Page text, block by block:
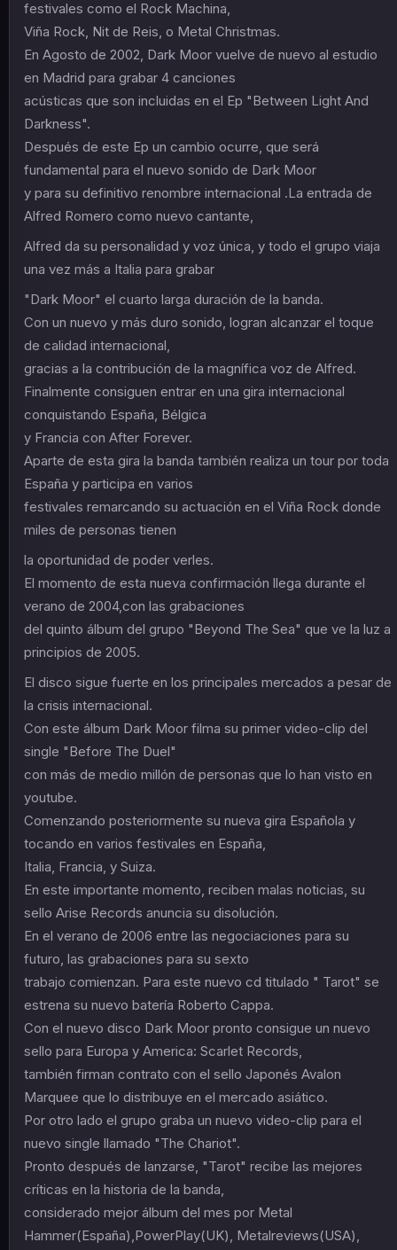
festivales como el Rock Machina,
Viña Rock, Nit de Reis, o Metal Christmas.
En Agosto de 2002, Dark Moor vuelve de nuevo al estudio
en Madrid para grabar 4 canciones
acústicas que son incluidas en el Ep "Between Light And
Darkness".
Después de este Ep un cambio ocurre, que será
fundamental para el nuevo sonido de Dark Moor
y para su definitivo renombre internacional .La entrada de
Alfred Romero como nuevo cantante,
Alfred da su personalidad y voz única, y todo el grupo viaja
una vez más a Italia para grabar
"Dark Moor" el cuarto larga duración de la banda.
Con un nuevo y más duro sonido, logran alcanzar el toque
de calidad internacional,
gracias a la contribución de la magnífica voz de Alfred.
Finalmente consiguen entrar en una gira internacional
conquistando España, Bélgica
y Francia con After Forever.
Aparte de esta gira la banda también realiza un tour por toda
España y participa en varios
festivales remarcando su actuación en el Viña Rock donde
miles de personas tienen
la oportunidad de poder verles.
El momento de esta nueva confirmación llega durante el
verano de 2004,con las grabaciones
del quinto álbum del grupo "Beyond The Sea" que ve la luz a
principios de 2005.
El disco sigue fuerte en los principales mercados a pesar de
la crisis internacional.
Con este álbum Dark Moor filma su primer video-clip del
single "Before The Duel"
con más de medio millón de personas que lo han visto en
youtube.
Comenzando posteriormente su nueva gira Española y
tocando en varios festivales en España,
Italia, Francia, y Suiza.
En este importante momento, reciben malas noticias, su
sello Arise Records anuncia su disolución.
En el verano de 2006 entre las negociaciones para su
futuro, las grabaciones para su sexto
trabajo comienzan. Para este nuevo cd titulado " Tarot" se
estrena su nuevo batería Roberto Cappa.
Con el nuevo disco Dark Moor pronto consigue un nuevo
sello para Europa y America: Scarlet Records,
también firman contrato con el sello Japonés Avalon
Marquee que lo distribuye en el mercado asiático.
Por otro lado el grupo graba un nuevo video-clip para el
nuevo single llamado "The Chariot".
Pronto después de lanzarse, "Tarot" recibe las mejores
críticas en la historia de la banda,
considerado mejor álbum del mes por Metal
Hammer(España),PowerPlay(UK), Metalreviews(USA),